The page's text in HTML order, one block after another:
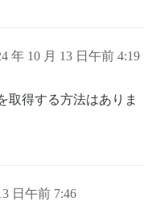
年 10 月 13 日午前 4:19
取得する方法はありま
日午前 7:46